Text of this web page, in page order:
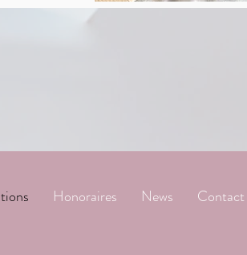
Honoraires News Contact